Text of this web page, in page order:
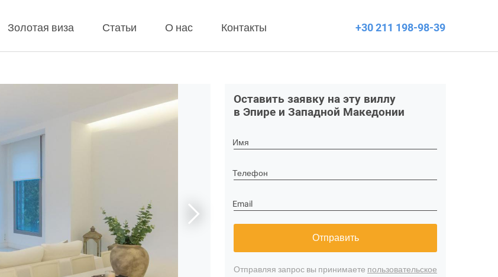
Золотая виза Статьи О нас Контакты +30 211 198-98-39
Оставить заявку на эту виллу
в Эпире и Западной Македонии
Имя
Телефон
Email
Отправить
Отправляя запрос вы принимаете пользовательское